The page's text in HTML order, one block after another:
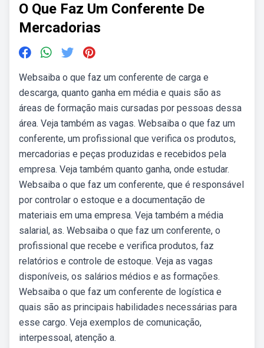
O Que Faz Um Conferente De
Mercadorias
Websaiba o que faz um conferente de carga e
descarga, quanto ganha em média e quais são as
áreas de formação mais cursadas por pessoas dessa
área. Veja também as vagas. Websaiba o que faz um
conferente, um profissional que verifica os produtos,
mercadorias e peças produzidas e recebidos pela
empresa. Veja também quanto ganha, onde estudar.
Websaiba o que faz um conferente, que é responsável
por controlar o estoque e a documentação de
materiais em uma empresa. Veja também a média
salarial, as. Websaiba o que faz um conferente, o
profissional que recebe e verifica produtos, faz
relatórios e controle de estoque. Veja as vagas
disponíveis, os salários médios e as formações.
Websaiba o que faz um conferente de logística e
quais são as principais habilidades necessárias para
esse cargo. Veja exemplos de comunicação,
interpessoal, atenção a.